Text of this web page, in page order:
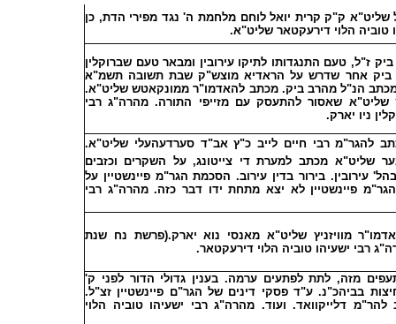
ק"ק קרית יואל לוחם מלחמת ה' נגד מפירי הדת, כן
טוביה הלוי דירעקטאר שליט"א.
ז"ל, טעם התנגדותו לתיקו עירובין ומבאר טעם שברוקלין
ביק אחר שדרש על הראדיא מוצש"ק שבת תשובה תשמ"א
מכתב הנ"ל מהרב ביק. מכתב להאדמו"ר ממונקאטש שליט"א.
שליט"א שאסור להתעסק עם מזייפי התורה. מהרה"ג רבי
ניו יארק.
להגר"מ רבי חיים לייב כ"ץ אב"ד סערדעהעלי שליט"א.
שליט"א מכתב למערת די צייטונג, על השקרים וכזבים
עירובין. בירור בדין עירוב. הסכמת הגר"מ פיינשטיין על
פיינשטיין לא יצא מתחת ידו דבר כזה. מהרה"ג רבי
מוויזניץ שליט"א מאנסי נוא יארק.(פרשת נח שנת
רבי ישעיהו טוביה הלוי דירעקטאר.
מזה, לתת לפתעים ערמה. בענין גדולי הדור לפני ק'
בביהכ"נ. ע"ד פסקי דינים של הגר"ם פיינשטיין זצ"ל.
להר"מ דלייקוואד. ועוד. מהרה"גרבי ישעיהו טוביה הלוי